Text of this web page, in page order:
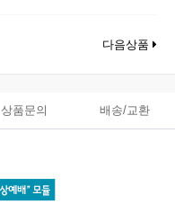
다음상품
상품문의 배송/교환